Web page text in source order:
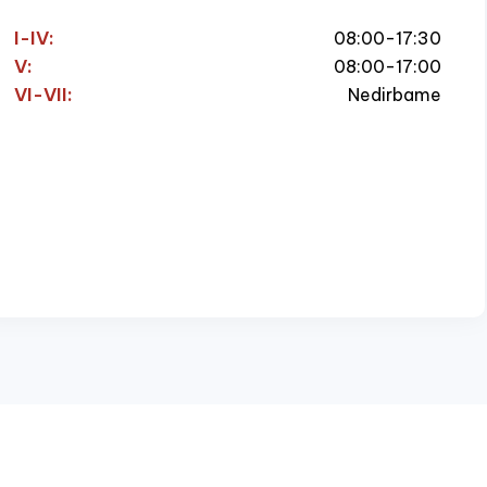
I-IV: 08:00-17:30
V: 08:00-17:00
VI-VII: Nedirbame